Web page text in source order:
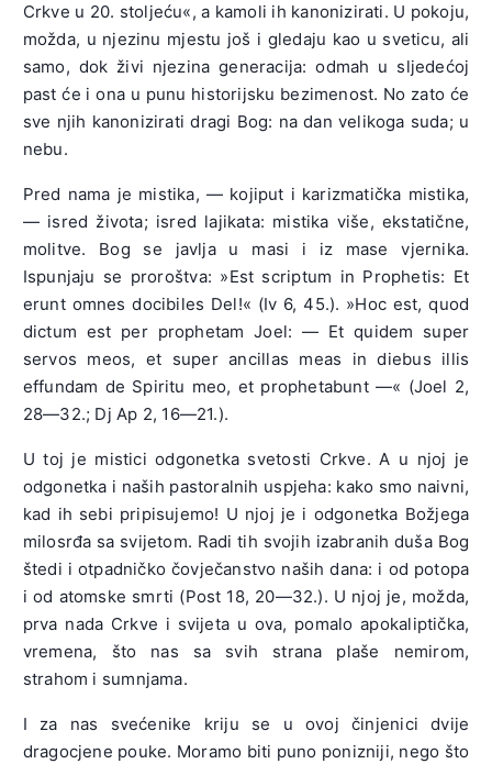
Crkve u 20. stoljeću«, a kamoli ih kanonizirati. U pokoju,
možda, u njezinu mjestu još i gledaju kao u sveticu, ali
samo, dok živi njezina generacija: odmah u sljedećoj
past će i ona u punu historijsku bezimenost. No zato će
sve njih kanonizirati dragi Bog: na dan velikoga suda; u
nebu.
Pred nama je mistika, — kojiput i karizmatička mistika,
— isred života; isred lajikata: mistika više, ekstatične,
molitve. Bog se javlja u masi i iz mase vjernika.
Ispunjaju se proroštva: »Est scriptum in Prophetis: Et
erunt omnes docibiles Del!« (Iv 6, 45.). »Hoc est, quod
dictum est per prophetam Joel: — Et quidem super
servos meos, et super ancillas meas in diebus illis
effundam de Spiritu meo, et prophetabunt —« (Joel 2,
28—32.; Dj Ap 2, 16—21.).
U toj je mistici odgonetka svetosti Crkve. A u njoj je
odgonetka i naših pastoralnih uspjeha: kako smo naivni,
kad ih sebi pripisujemo! U njoj je i odgonetka Božjega
milosrđa sa svijetom. Radi tih svojih izabranih duša Bog
štedi i otpadničko čovječanstvo naših dana: i od potopa
i od atomske smrti (Post 18, 20—32.). U njoj je, možda,
prva nada Crkve i svijeta u ova, pomalo apokaliptička,
vremena, što nas sa svih strana plaše nemirom,
strahom i sumnjama.
I za nas svećenike kriju se u ovoj činjenici dvije
dragocjene pouke. Moramo biti puno ponizniji, nego što